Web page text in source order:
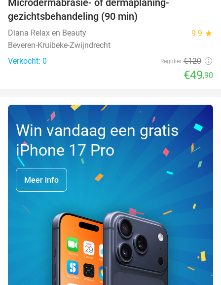
TODAY
gezichtsbehandeling (90 min)
Diana Relax en Beauty 9.9 star
Beveren-Kruibeke-Zwijndrecht
Verkocht: 0
Regulier €120
€49,90
Win vandaag een gratis
iPhone 17 Pro
Meer info